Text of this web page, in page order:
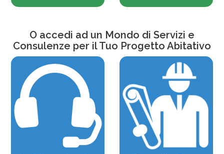
O accedi ad un Mondo di Servizi e
Consulenze per il Tuo Progetto Abitativo